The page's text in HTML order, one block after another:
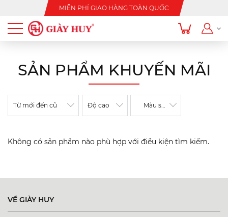
MIỄN PHÍ GIAO HÀNG TOÀN QUỐC
SẢN PHẨM KHUYẾN MÃI
Từ mới đến cũ Độ cao Màu sắc
Không có sản phẩm nào phù hợp với điều kiện tìm kiếm.
VỀ GIÀY HUY